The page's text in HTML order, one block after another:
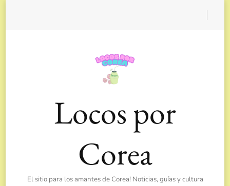
Locos por
Corea
El sitio para los amantes de Corea! Noticias, guías y cultura